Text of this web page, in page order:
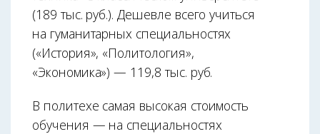
(189 тыс. руб.). Дешевле всего учиться
на гуманитарных специальностях
(«История», «Политология»,
«Экономика») — 119,8 тыс. руб.
В политехе самая высокая стоимость
обучения — на специальностях